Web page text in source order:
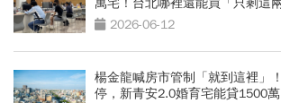
萬宅！台北哪裡還能買「只剩這兩
2026-06-12
楊金龍喊房市管制「就到這裡」
停，新青安2.0婚育宅能貸1500